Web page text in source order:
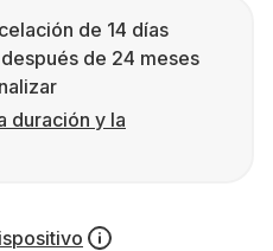
de 14 días
de 24 meses
duración y la